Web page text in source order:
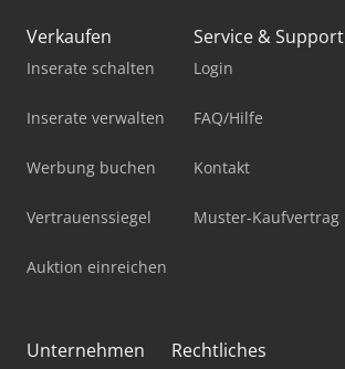
Verkaufen
Inserate schalten
Inserate verwalten
Werbung buchen
Vertrauenssiegel
Auktion einreichen
Service & Support
Login
FAQ/Hilfe
Kontakt
Muster-Kaufvertrag
Unternehmen Rechtliches